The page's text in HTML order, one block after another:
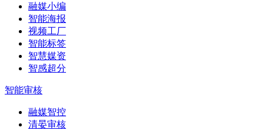
融媒小编
智能海报
视频工厂
智能标签
智慧媒资
智感超分
智能审核
融媒智控
清晏审核